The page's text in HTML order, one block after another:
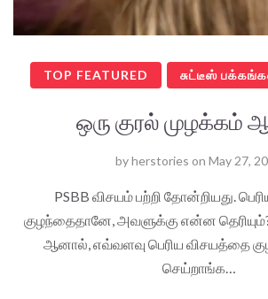
TOP FEATURED சுட்டீஸ்
ஒரு குரல் முழக்கம்
byherstories on May 27,
PSBB விசயம் பற்றி தோன்றியது.
குழந்தைதானே, அவளுக்கு என்ன
ஆனால், எவ்வளவு பெரிய விசயத்தை
செய்றாங்க…